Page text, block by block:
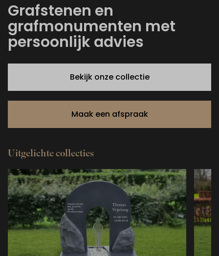
Grafstenen en
grafmonumenten met
persoonlijk advies
Bekijk onze collectie
Maak een afspraak
Uitgelichte collecties